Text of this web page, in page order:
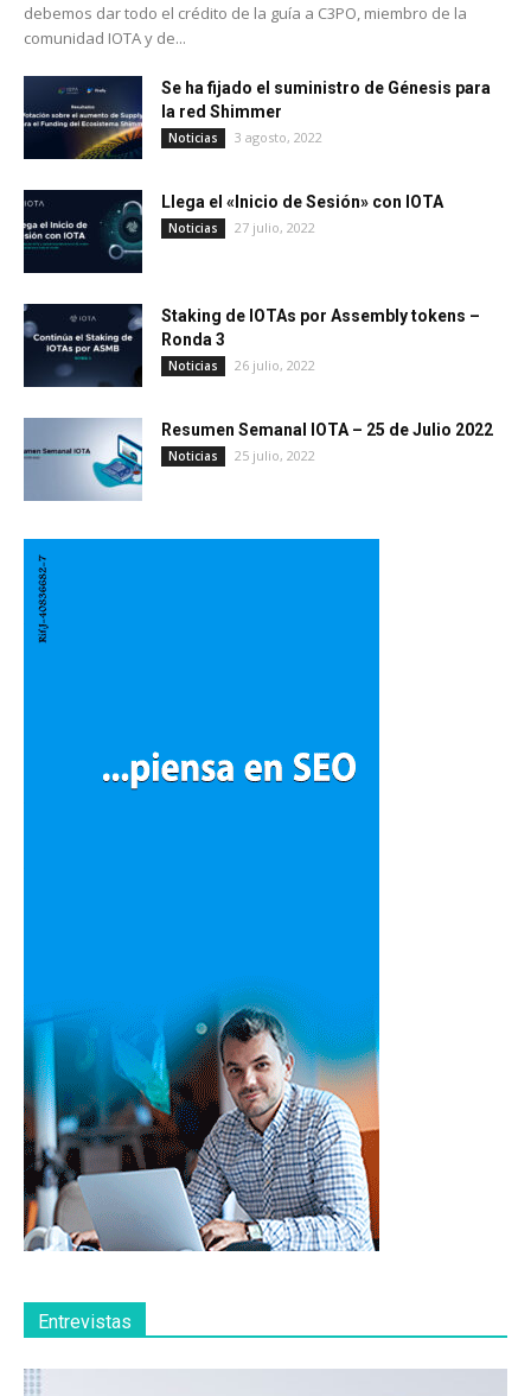
debemos dar todo el crédito de la guía a C3PO, miembro de la
comunidad IOTA y de...
Se ha fijado el suministro de Génesis para
la red Shimmer
Noticias 3 agosto, 2022
Llega el «Inicio de Sesión» con IOTA
Noticias 27 julio, 2022
Staking de IOTAs por Assembly tokens –
Ronda 3
Noticias 26 julio, 2022
Resumen Semanal IOTA – 25 de Julio 2022
Noticias 25 julio, 2022
Entrevistas